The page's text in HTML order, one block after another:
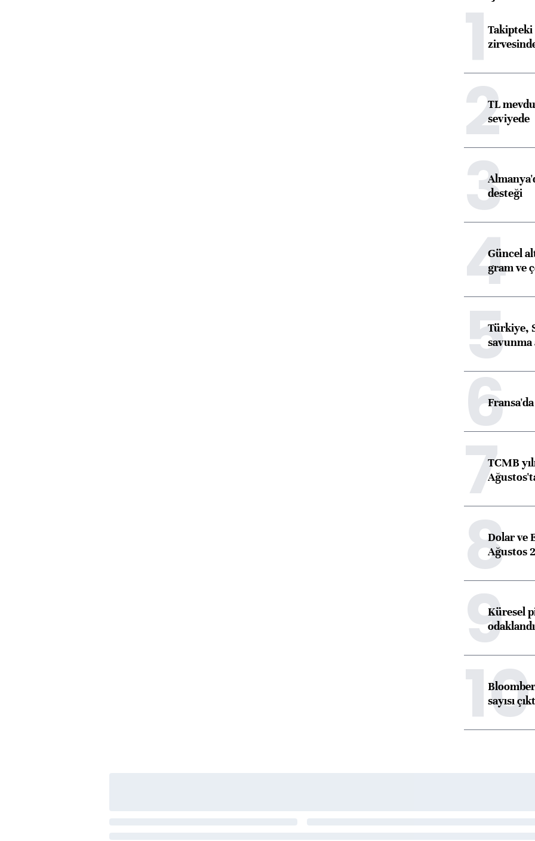
1Takipteki
2
TL
seviyede
3desteği
4
Güncel
gram ve
5Türkiye,
savunma
6
7TCMB
8Dolar ve
Ağustos
9Küresel
odaklandı
10
sayısı